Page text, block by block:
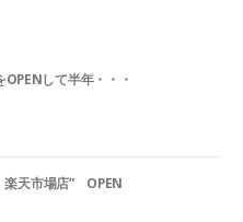
して半年・・・
楽天市場店” OPEN